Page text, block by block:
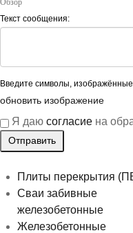
Текст сообщения:
Введите символы, изображённые
обновить изображение
Я даю согласие на
Плиты перекрытия
Сваи забивные
железобетонные
Железобетонные